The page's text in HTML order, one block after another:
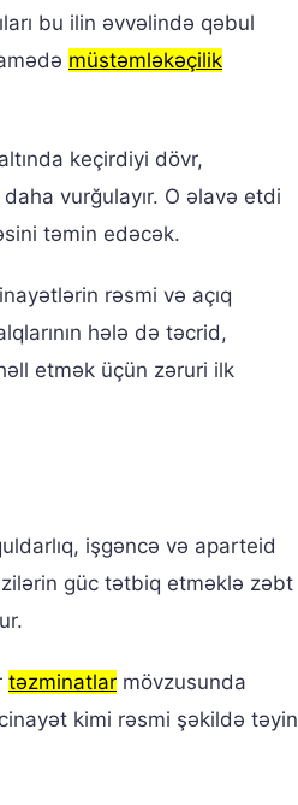
bu ilin əvvəlində qəbul
müstəmləkəçilik
keçirdiyi dövr,
vurğulayır. O əlavə etdi
təmin edəcək.
rəsmi və açıq
hələ də təcrid,
etmək üçün zəruri ilk
işgəncə və aparteid
güc tətbiq etməklə zəbt
təzminatlar mövzusunda
kimi rəsmi şəkildə təyin